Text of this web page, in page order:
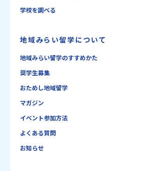
学校を調べる
地域みらい留学について
地域みらい留学のすすめかた
奨学生募集
おためし地域留学
マガジン
イベント参加方法
よくある質問
お知らせ